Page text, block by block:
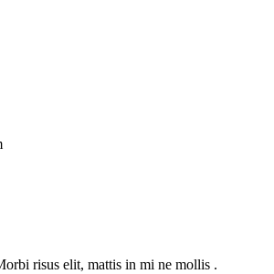
risus elit, mattis in mi ne mollis .